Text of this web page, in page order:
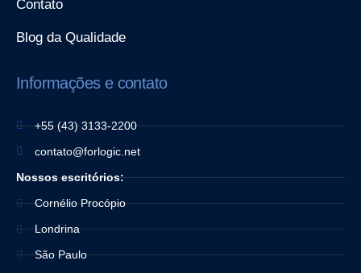
Contato
Blog da Qualidade
Informações e contato
+55 (43) 3133-2200
contato@forlogic.net
Nossos escritórios:
Cornélio Procópio
Londrina
São Paulo